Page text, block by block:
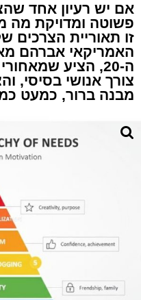
אם יש רעיון אחד
פשוטה ומדויקת מה
זו תאוריית הצרכים
האמריקאי אברהם
ה-20, הציע
צורך אנושי בסיסי,
מבנה ברור, כמעט